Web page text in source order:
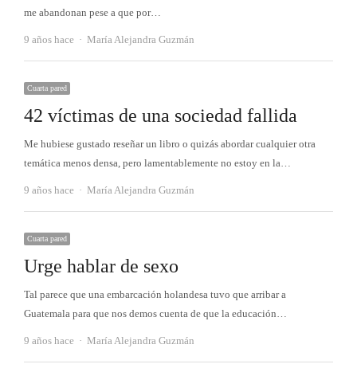
me abandonan pese a que por…
9 años hace Autor
María Alejandra Guzmán
Cuarta pared
42 víctimas de una sociedad fallida
Me hubiese gustado reseñar un libro o quizás abordar cualquier otra
temática menos densa, pero lamentablemente no estoy en la…
9 años hace Autor
María Alejandra Guzmán
Cuarta pared
Urge hablar de sexo
Tal parece que una embarcación holandesa tuvo que arribar a
Guatemala para que nos demos cuenta de que la educación…
9 años hace Autor
María Alejandra Guzmán